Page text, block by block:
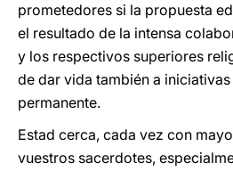
prometedores si la propuesta
el resultado de la intensa
y los respectivos superiores
de dar vida también a
permanente.
Estad cerca, cada vez con
vuestros sacerdotes,